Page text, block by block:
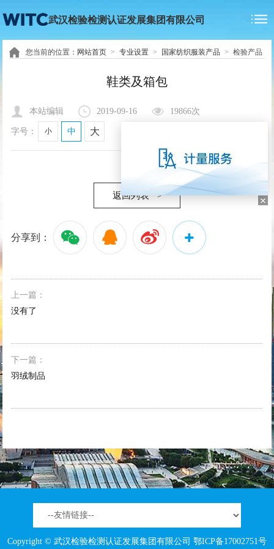
武汉检验检测认证发展集团有限公司
您当前的位置： 网站首页 > 专业设置 > 国家纺织服装产品 > 检验产品
鞋类及箱包
本站编辑 2019-09-16 19866次
字号： 小 中 大
返回列表 >
分享到：
上一篇：
没有了
下一篇：
羽绒制品
Copyright © 武汉检验检测认证发展集团有限公司 鄂ICP备17002751号